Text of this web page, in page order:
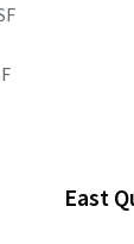
with
urban
is a core
East